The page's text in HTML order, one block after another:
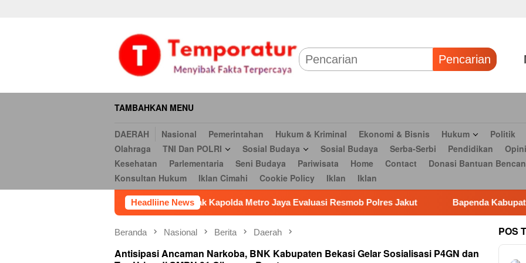
Pencarian
TAMBAHKAN MENU
DAERAH Nasional Pemerintahan Hukum & Kriminal Ekonomi & Bisnis Hukum Politik
Olahraga
TNI Dan POLRI Sosial Budaya Sosial Budaya Serba-Serbi Pendidikan Opini
Kesehatan
Parlementaria Seni Budaya Pariwisata Home Contact
Donasi Bantuan
Konsultan Hukum
Iklan Cimahi Cookie Policy Iklan Iklan
Headliine News
LBH Harimau Raya Desak Kapolda Metro Jaya Evaluasi Resmob Polres Jakut Bapenda Kabupaten Bekasi Raih
Beranda Nasional Berita Daerah
Antisipasi Ancaman Narkoba, BNK Kabupaten Bekasi Gelar Sosialisasi P4GN dan
POS
Religi
Cookie Policy Iklan Iklan